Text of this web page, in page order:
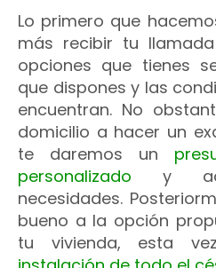
Lo primero que
más recibir tu
opciones que tienes
que dispones y las
encuentran. No
domicilio a hacer un
te daremos un
personalizado y
necesidades.
bueno a la opción
tu vivienda, esta